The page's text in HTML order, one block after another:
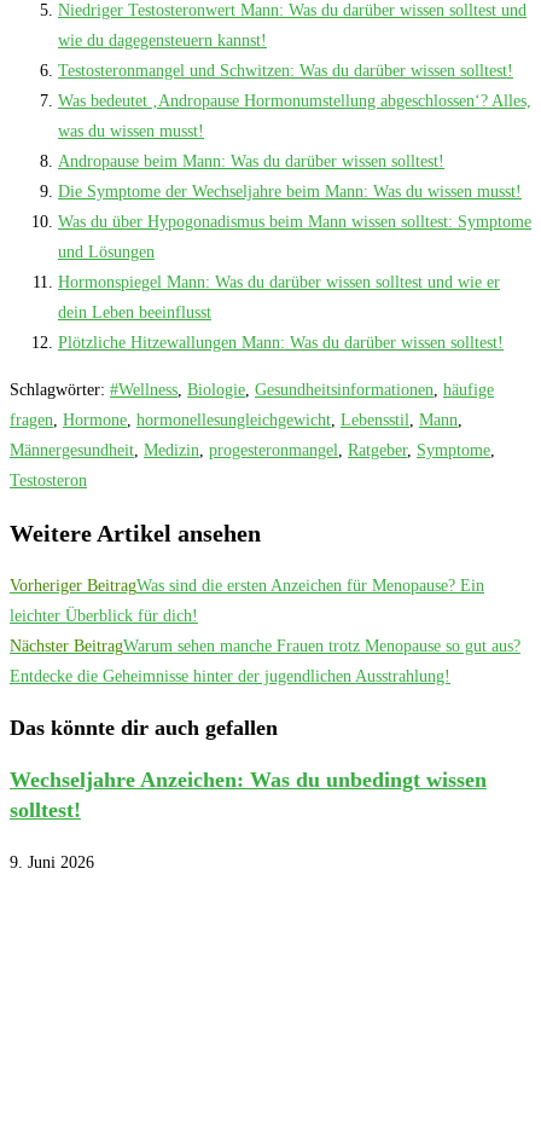
Niedriger Testosteronwert Mann: Was du darüber wissen solltest und
wie du dagegensteuern kannst!
Testosteronmangel und Schwitzen: Was du darüber wissen solltest!
Was bedeutet ‚Andropause Hormonumstellung abgeschlossen‘? Alles,
was du wissen musst!
Andropause beim Mann: Was du darüber wissen solltest!
Die Symptome der Wechseljahre beim Mann: Was du wissen musst!
Was du über Hypogonadismus beim Mann wissen solltest: Symptome
und Lösungen
Hormonspiegel Mann: Was du darüber wissen solltest und wie er
dein Leben beeinflusst
Plötzliche Hitzewallungen Mann: Was du darüber wissen solltest!
Schlagwörter: #Wellness, Biologie, Gesundheitsinformationen, häufige
fragen, Hormone, hormonellesungleichgewicht, Lebensstil, Mann,
Männergesundheit, Medizin, progesteronmangel, Ratgeber, Symptome,
Testosteron
Weitere Artikel ansehen
Vorheriger BeitragWas sind die ersten Anzeichen für Menopause? Ein
leichter Überblick für dich!
Nächster BeitragWarum sehen manche Frauen trotz Menopause so gut aus?
Entdecke die Geheimnisse hinter der jugendlichen Ausstrahlung!
Das könnte dir auch gefallen
Wechseljahre Anzeichen: Was du unbedingt wissen
solltest!
9. Juni 2026